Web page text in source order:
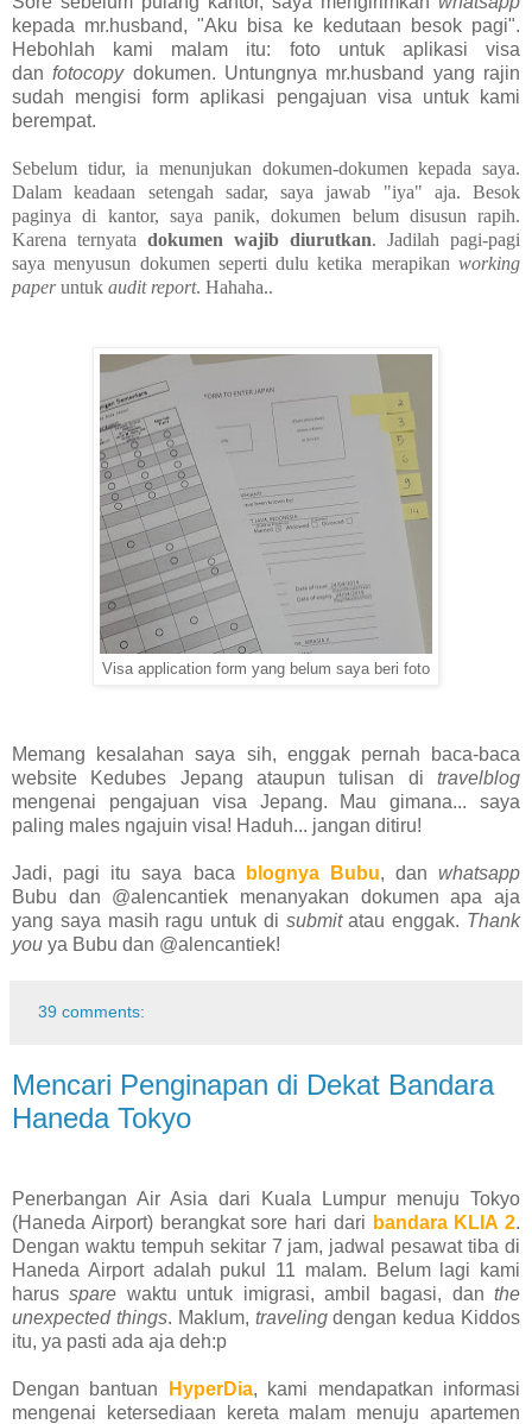
kepada mr.husband, "Aku bisa ke kedutaan besok pagi".
Hebohlah kami malam itu: foto untuk aplikasi visa
danfotocopydokumen. Untungnya mr.husband yang rajin
sudah mengisi form aplikasi pengajuan visa untuk kami
berempat.
Sebelum tidur, ia menunjukan dokumen-dokumen kepada saya.
Dalam keadaan setengah sadar, saya jawab "iya" aja. Besok
paginya di kantor, saya panik, dokumen belum disusun rapih.
Karena ternyata dokumen wajib diurutkan. Jadilah pagi-pagi
saya menyusun dokumen seperti dulu ketika merapikan working
paperuntuk audit report. Hahaha..
Visa application form yang belum saya beri foto
Memang kesalahan saya sih, enggak pernah baca-baca
website Kedubes Jepang ataupun tulisan di travelblog
mengenai pengajuan visa Jepang. Mau gimana... saya
paling males ngajuin visa! Haduh... jangan ditiru!
Jadi, pagi itu saya baca blognya Bubu, dan whatsapp
Bubu dan @alencantiek menanyakan dokumen apa aja
yang saya masih ragu untuk di submitatau enggak. Thank
you ya Bubu dan @alencantiek!
39 comments:
Mencari Penginapan di Dekat Bandara
Haneda Tokyo
Penerbangan Air Asia dari Kuala Lumpur menuju Tokyo
(Haneda Airport) berangkat sore hari dari bandara KLIA 2.
Dengan waktu tempuh sekitar 7 jam, jadwal pesawat tiba di
Haneda Airport adalah pukul 11 malam. Belum lagi kami
harusspare waktu untuk imigrasi, ambil bagasi, dan the
unexpected things. Maklum, travelingdengan kedua Kiddos
itu, ya pasti ada aja deh:p
Dengan bantuan HyperDia, kami mendapatkan informasi
mengenai ketersediaan kereta malam menuju apartemen